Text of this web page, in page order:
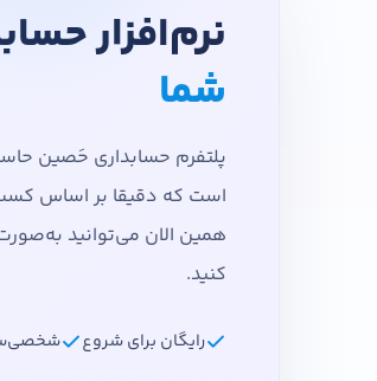
نرم‌افزار
شما
پلتفرم حسابداری حَصین
است که دقیقا بر اساس
همین الان می‌توانید به‌صورت
کنید.
رایگان برای شروع